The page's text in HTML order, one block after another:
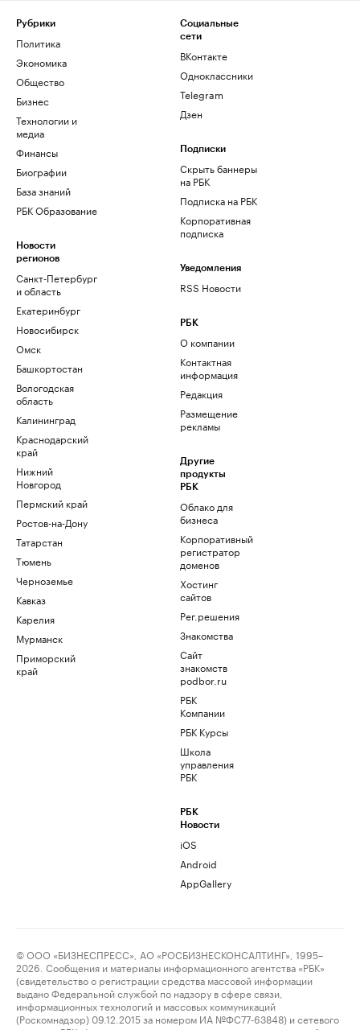
Рубрики
Политика
Экономика
Общество
Бизнес
Технологии и
медиа
Финансы
Биографии
База знаний
РБК Образование
Новости
регионов
Санкт-Петербург
и область
Екатеринбург
Новосибирск
Омск
Башкортостан
Вологодская
область
Калининград
Краснодарский
край
Нижний
Новгород
Пермский край
Ростов-на-Дону
Татарстан
Тюмень
Черноземье
Кавказ
Карелия
Мурманск
Приморский
край
Социальные
сети
ВКонтакте
Одноклассники
Telegram
Дзен
Подписки
Скрыть баннеры
на РБК
Подписка на РБК
Корпоративная
подписка
Уведомления
RSS Новости
РБК
О компании
Контактная
информация
Редакция
Размещение
рекламы
Другие
продукты
РБК
Облако для
бизнеса
Корпоративный
регистратор
доменов
Хостинг
сайтов
Рег.решения
Знакомства
Сайт
знакомств
podbor.ru
РБК
Компании
РБК Курсы
Школа
управления
РБК
РБК
Новости
iOS
Android
AppGallery
© ООО «БИЗНЕСПРЕСС», АО «РОСБИЗНЕСКОНСАЛТИНГ», 1995–
2026. Сообщения и материалы информационного агентства «РБК»
(свидетельство о регистрации средства массовой информации
выдано Федеральной службой по надзору в сфере связи,
информационных технологий и массовых коммуникаций
(Роскомнадзор) 09.12.2015 за номером ИА №ФС77-63848) и сетевого